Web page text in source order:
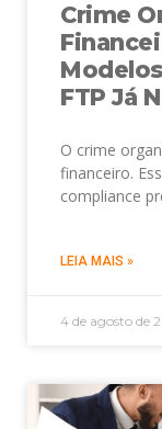
Crime
FTP Já
O crime
financeiro.
compliance
LEIA MAIS »
4 de agosto de